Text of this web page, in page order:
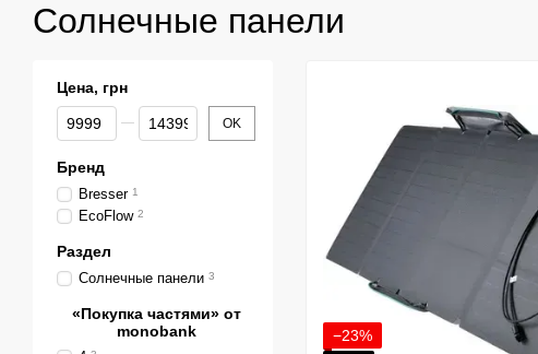
Солнечные панели
−23%
Цена, грн
От Цена, грн
До Цена, грн OK
Бренд
Bresser 1
EcoFlow 2
Раздел
Солнечные панели 3
«Покупка частями» от
monobank